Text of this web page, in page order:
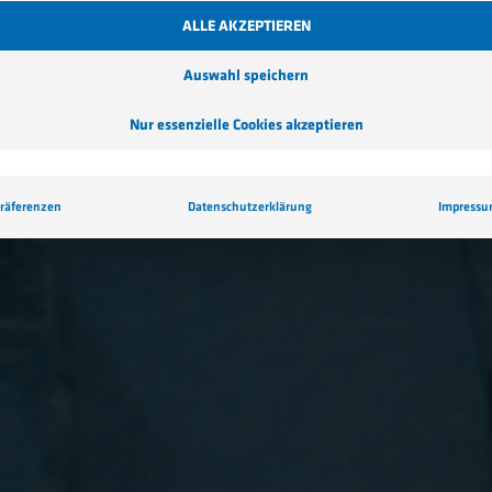
ALLE AKZEPTIEREN
Auswahl speichern
Nur essenzielle Cookies akzeptieren
Datenschutzerklärung